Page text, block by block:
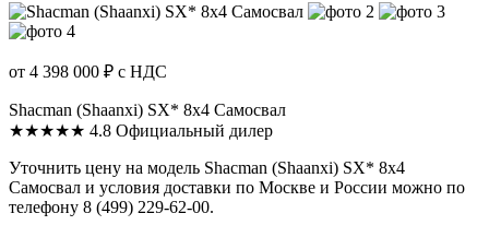
от 4 398 000 ₽ с НДС
Shacman (Shaanxi) SX* 8x4 Самосвал
★★★★★ 4.8 Официальный дилер
Уточнить цену на модель Shacman (Shaanxi) SX* 8x4
Самосвал и условия доставки по Москве и России можно по
телефону 8 (499) 229-62-00.